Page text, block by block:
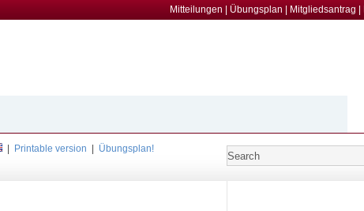
Mitteilungen Übungsplan Mitgliedsantrag
Printable version
Übungsplan!